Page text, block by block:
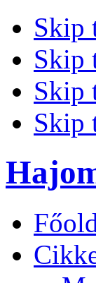
Skip
Skip
Skip
Skip